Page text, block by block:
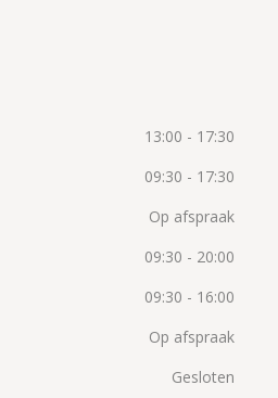
13:00 - 17:30
09:30 - 17:30
Op afspraak
09:30 - 20:00
09:30 - 16:00
Op afspraak
Gesloten